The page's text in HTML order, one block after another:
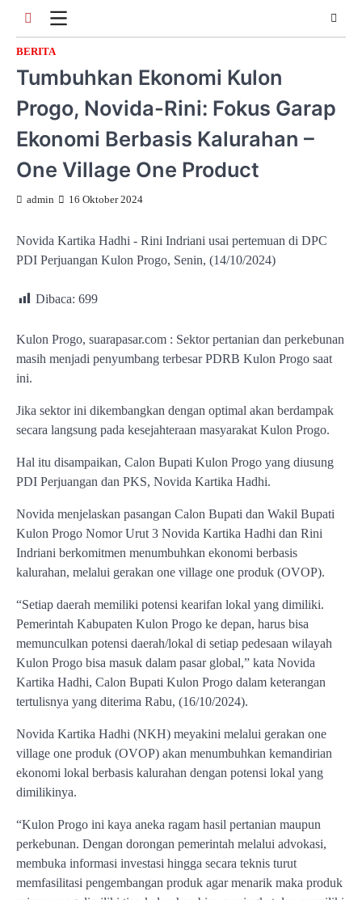
contentBERITA
Tumbuhkan Ekonomi Kulon
Progo, Novida-Rini: Fokus Garap
Ekonomi Berbasis Kalurahan –
One Village One Product
admin 16 Oktober 2024
Novida Kartika Hadhi - Rini Indriani usai pertemuan di DPC
PDI Perjuangan Kulon Progo, Senin, (14/10/2024)
Dibaca: 699
Kulon Progo, suarapasar.com : Sektor pertanian dan perkebunan
masih menjadi penyumbang terbesar PDRB Kulon Progo saat
ini.
Jika sektor ini dikembangkan dengan optimal akan berdampak
secara langsung pada kesejahteraan masyarakat Kulon Progo.
Hal itu disampaikan, Calon Bupati Kulon Progo yang diusung
PDI Perjuangan dan PKS, Novida Kartika Hadhi.
Novida menjelaskan pasangan Calon Bupati dan Wakil Bupati
Kulon Progo Nomor Urut 3 Novida Kartika Hadhi dan Rini
Indriani berkomitmen menumbuhkan ekonomi berbasis
kalurahan, melalui gerakan one village one produk (OVOP).
“Setiap daerah memiliki potensi kearifan lokal yang dimiliki.
Pemerintah Kabupaten Kulon Progo ke depan, harus bisa
memunculkan potensi daerah/lokal di setiap pedesaan wilayah
Kulon Progo bisa masuk dalam pasar global,” kata Novida
Kartika Hadhi, Calon Bupati Kulon Progo dalam keterangan
tertulisnya yang diterima Rabu, (16/10/2024).
Novida Kartika Hadhi (NKH) meyakini melalui gerakan one
village one produk (OVOP) akan menumbuhkan kemandirian
ekonomi lokal berbasis kalurahan dengan potensi lokal yang
dimilikinya.
“Kulon Progo ini kaya aneka ragam hasil pertanian maupun
perkebunan. Dengan dorongan pemerintah melalui advokasi,
membuka informasi investasi hingga secara teknis turut
memfasilitasi pengembangan produk agar menarik maka produk